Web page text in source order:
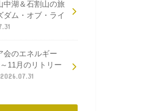
湖＆石割山の旅
ダム・オブ・ライ
のエネルギー
11月のリトリー
2026.07.31